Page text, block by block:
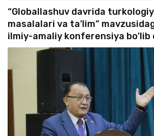
“Globallashuv davrida
masalalari va ta’lim”
ilmiy-amaliy konferensiya bo'lib